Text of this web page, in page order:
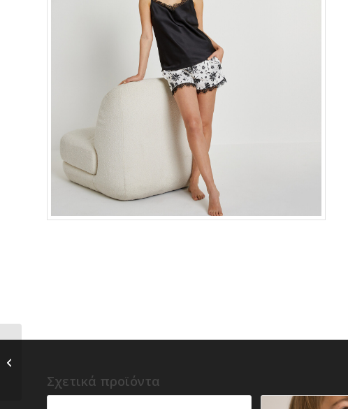
Σχετικά προϊόντα